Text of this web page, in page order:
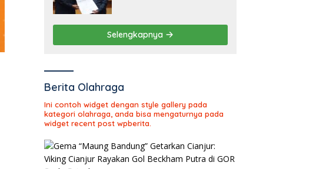
Selengkapnya
Berita Olahraga
Ini contoh widget dengan style gallery pada
kategori olahraga, anda bisa mengaturnya pada
widget recent post wpberita.